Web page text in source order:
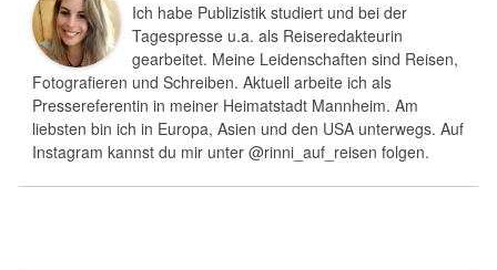
Ich habe Publizistik studiert und bei der
Tagespresse u.a. als Reiseredakteurin
gearbeitet. Meine Leidenschaften sind Reisen,
Fotografieren und Schreiben. Aktuell arbeite ich als
Pressereferentin in meiner Heimatstadt Mannheim. Am
liebsten bin ich in Europa, Asien und den USA unterwegs. Auf
Instagram kannst du mir unter @rinni_auf_reisen folgen.